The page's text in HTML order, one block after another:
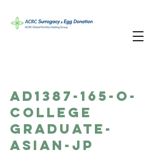
AD1387-165-O-
College
Graduate-
Asian-JP